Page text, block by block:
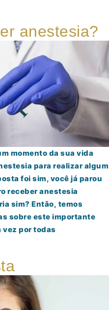
anestesia?
momento da sua vida
para realizar algum
foi sim, você já parou
receber anestesia
sim? Então, temos
sobre este importante
vez por todas